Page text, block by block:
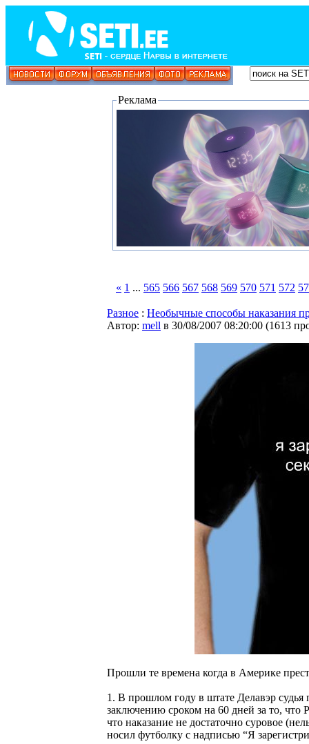
Реклама
« 1 ... 565 566 567 568 569 570 571 572
Разное : Необычные способы наказания
Автор: mell в 30/08/2007 08:20:00 (1613
Прошли те времена когда в Америке
1. В прошлом году в штате Делавэр судья
заключению сроком на 60 дней за то, что
что наказание не достаточно суровое
носил футболку с надписью “Я